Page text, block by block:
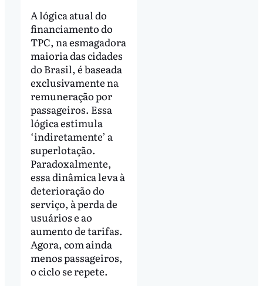
A lógica atual do
financiamento do
TPC, na esmagadora
maioria das cidades
do Brasil, é baseada
exclusivamente na
remuneração por
passageiros. Essa
lógica estimula
‘indiretamente’ a
superlotação.
Paradoxalmente,
essa dinâmica leva à
deterioração do
serviço, à perda de
usuários e ao
aumento de tarifas.
Agora, com ainda
menos passageiros,
o ciclo se repete.